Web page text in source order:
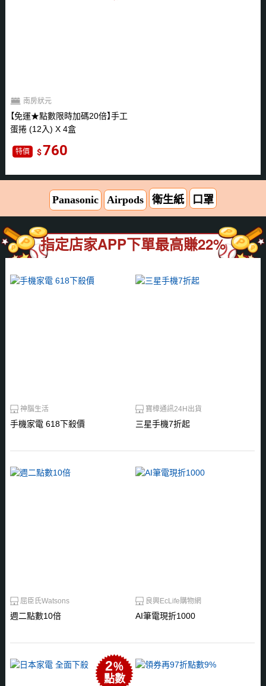
免運★點數限時加碼20倍 手工
蛋捲 (12入) X 4盒
南房狀元
特價 760
Panasonic Airpods 衛生紙 口罩
指定店家APP下單最高賺22%
手機家電 618下殺價
神腦生活
三星手機7折起
寶樟通訊24H出貨
週二點數10倍
屈臣氏Watsons
AI筆電現折1000
良興EcLife購物網
2％
點數